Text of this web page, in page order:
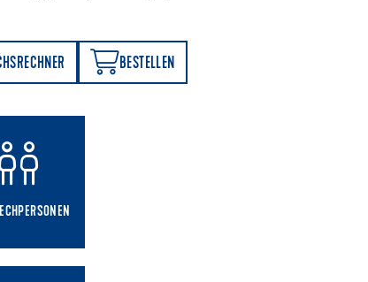
BESTELLEN
BESTELLEN